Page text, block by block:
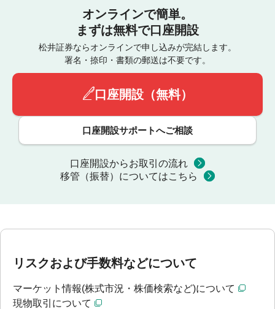
オンラインで簡単。
まずは無料で口座開設
松井証券ならオンラインで申し込みが完結します。
署名・捺印・書類の郵送は不要です。
口座開設（無料）
口座開設サポートへご相談
口座開設からお取引の流れ
移管（振替）についてはこちら
リスクおよび手数料などについて
マーケット情報(株式市況・株価検索など)について
現物取引について